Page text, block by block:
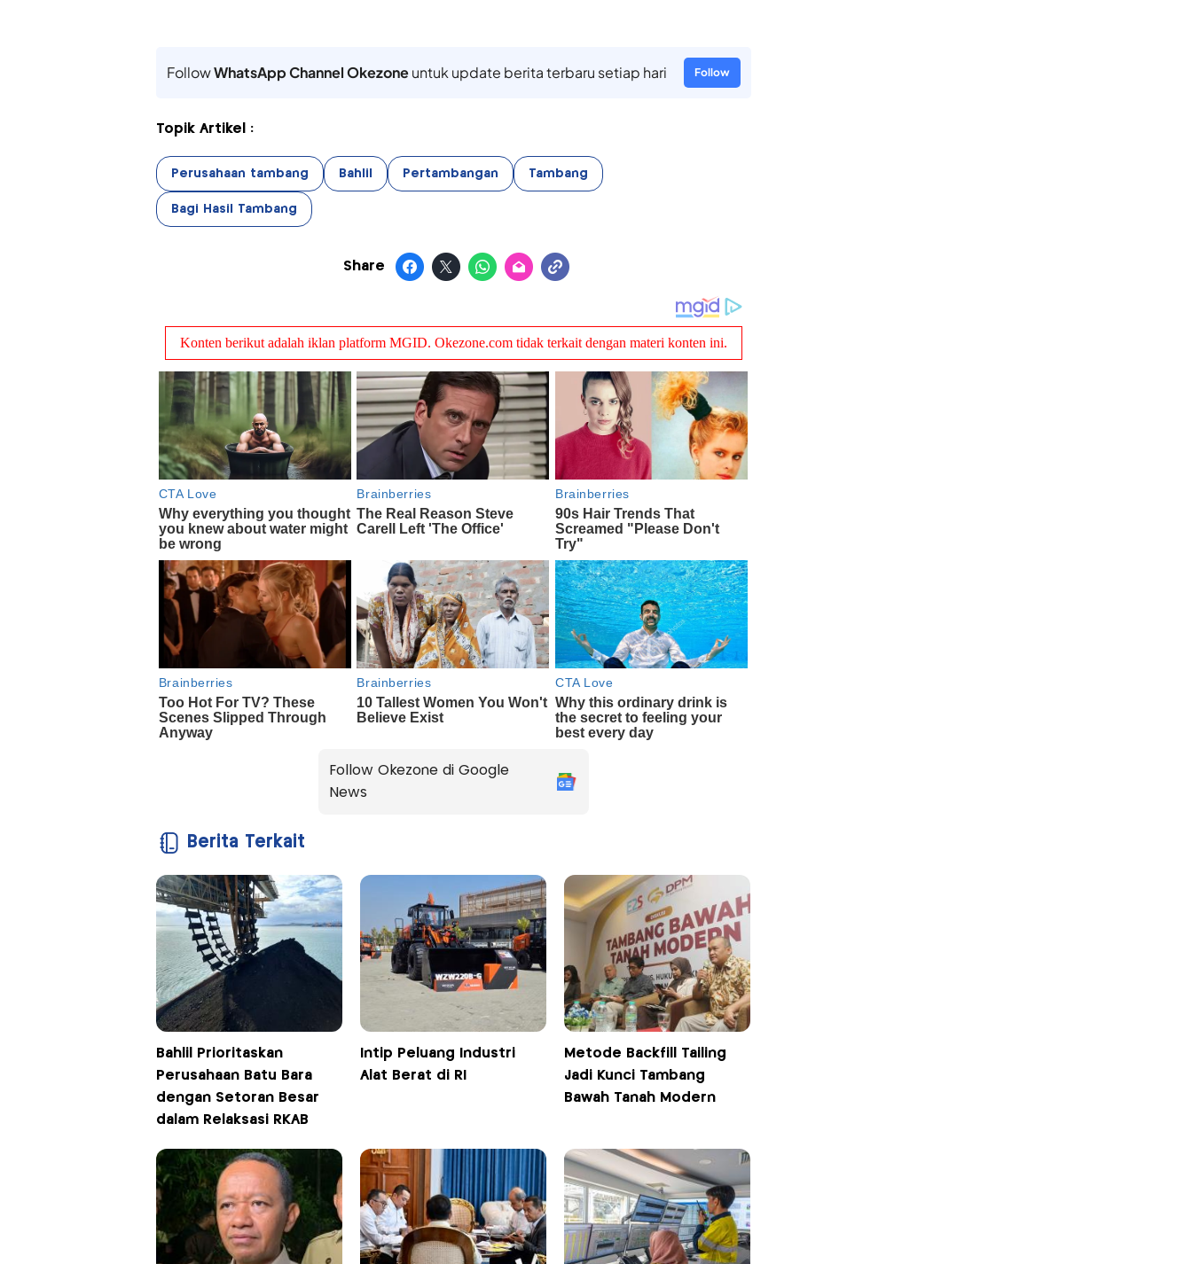
FollowWhatsApp Channel Okezoneuntuk update berita terbaru setiap hari Follow
Topik Artikel :
Perusahaan tambang Bahlil Pertambangan Tambang
Bagi Hasil Tambang
Share
Follow Okezone di Google
News
Berita Terkait
Bahlil Prioritaskan
Perusahaan Batu Bara
dengan Setoran Besar
dalam Relaksasi RKAB
Intip Peluang Industri
Alat Berat di RI
Metode Backfill Tailing
Jadi Kunci Tambang
Bawah Tanah Modern